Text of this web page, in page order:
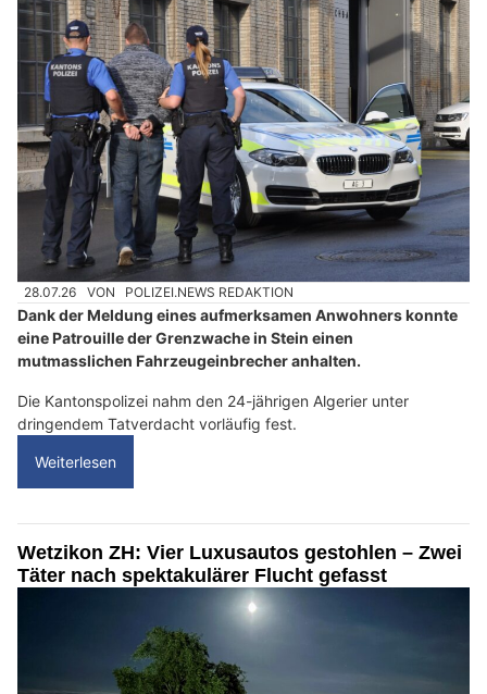
28.07.26 VON POLIZEI.NEWS REDAKTION
Dank der Meldung eines aufmerksamen Anwohners konnte
eine Patrouille der Grenzwache in Stein einen
mutmasslichen Fahrzeugeinbrecher anhalten.
Die Kantonspolizei nahm den 24-jährigen Algerier unter
dringendem Tatverdacht vorläufig fest.
Weiterlesen
Wetzikon ZH: Vier Luxusautos gestohlen – Zwei
Täter nach spektakulärer Flucht gefasst